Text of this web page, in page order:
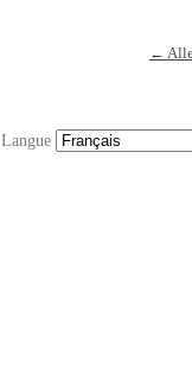
←
Langue